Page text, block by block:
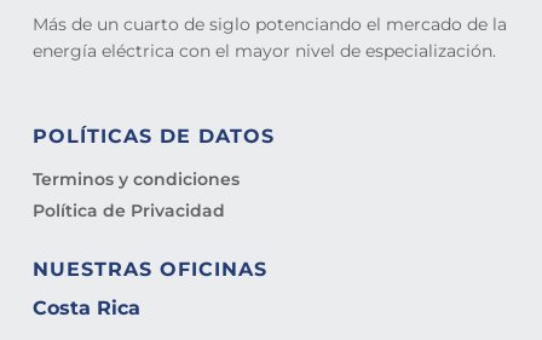
Más de un cuarto de siglo potenciando el mercado de la
energía eléctrica con el mayor nivel de especialización.
POLÍTICAS DE DATOS
Terminos y condiciones
Política de Privacidad
NUESTRAS OFICINAS
Costa Rica